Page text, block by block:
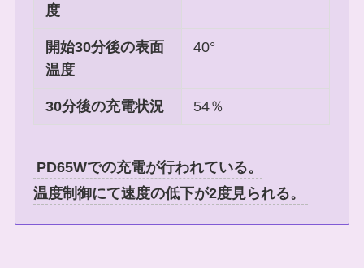
度
開始30分後の表面
温度
40°
30分後の充電状況 54％
PD65Wでの充電が行われている。
温度制御にて速度の低下が2度見られる。